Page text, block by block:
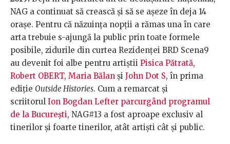
NAG a continuat să crească și să se așeze în deja 14
orașe. Pentru că năzuința nopții a rămas una în care
arta trebuie s-ajungă la public prin toate formele
posibile, zidurile din curtea Rezidenței BRD Scena9
au devenit foi albe pentru artiștii Pisica Pătrată,
Robert OBERT, Maria Bălan și John Dot S, în prima
ediție Outside Histories. Cum a remarcat și
scriitorul Ion Bogdan Lefter parcurgând programul
de la București, NAG#13 a fost aproape exclusiv al
tinerilor şi foarte tinerilor, atât artiști cât și public.